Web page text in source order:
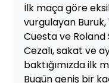
İlk maça göre
vurgulayan
Cuesta ve Roland
Cezalı, sakat ve
baktığımızda ilk
Bugün geniş bir